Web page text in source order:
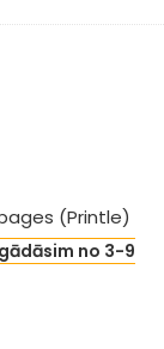
(Printle)
no 3-9